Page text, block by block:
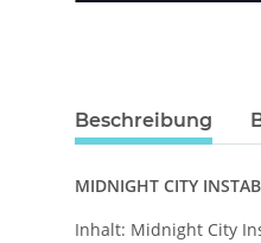
Beschreibung
MIDNIGHT CITY
Inhalt: Midnight City